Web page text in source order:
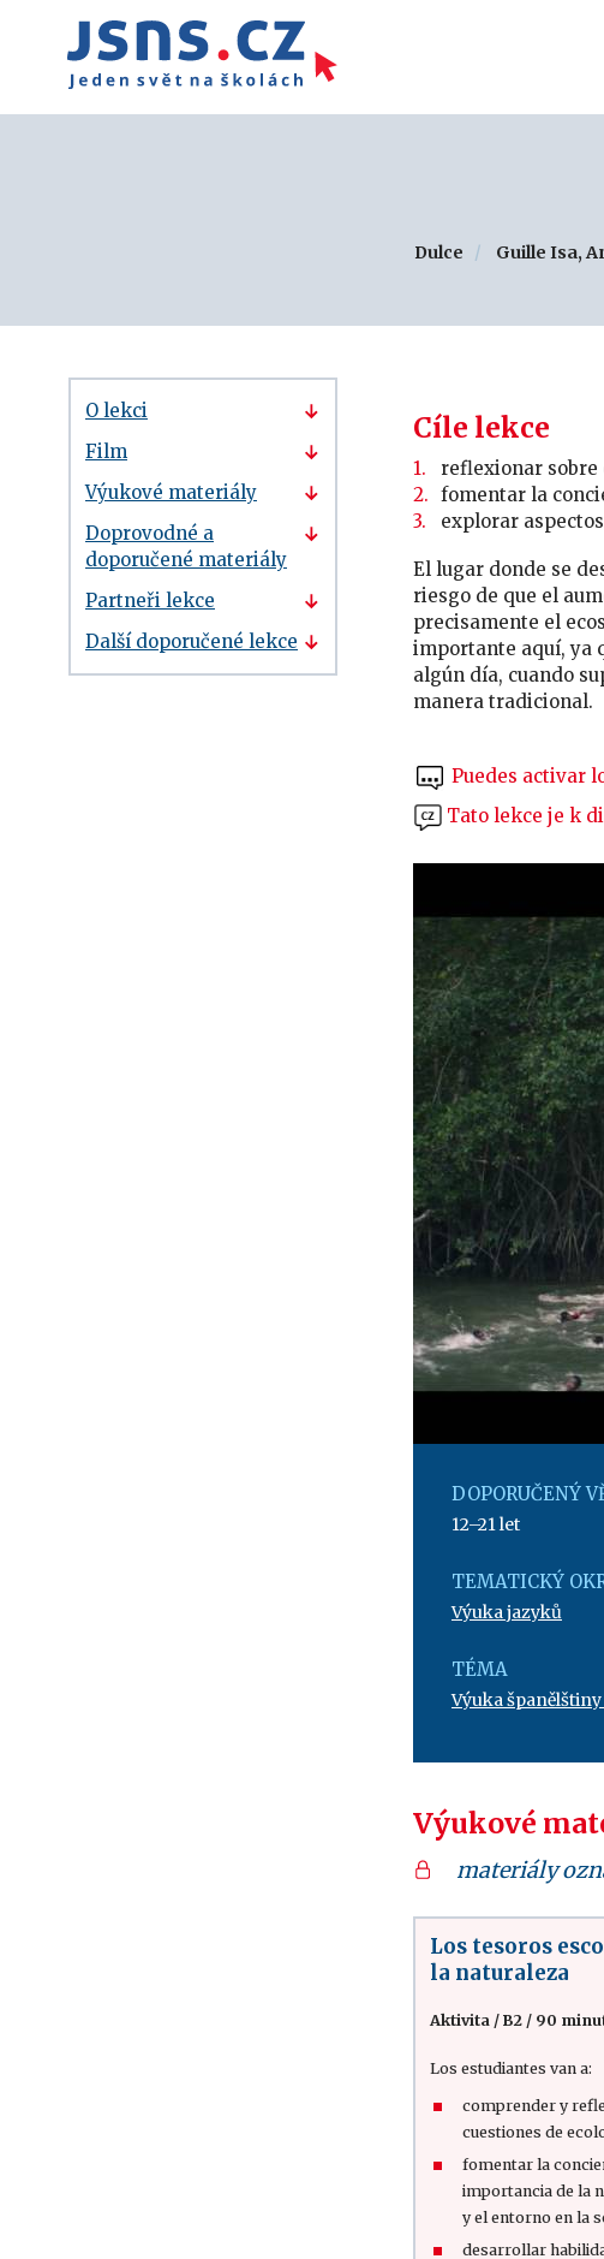
Dulce Guille Isa,
O lekci
Film
Výukové materiály
Doprovodné a
doporučené materiály
Partneři lekce
Další doporučené lekce
Cíle lekce
reflexionar sobre
fomentar la
explorar
El lugar donde se
riesgo de que el
precisamente el
importante aquí, ya
algún día, cuando
manera tradicional.
Puedes activar
Tato lekce je k
DOPORUČENÝ
12–21 let
TEMATICKÝ
Výuka jazyků
TÉMA
Výuka
Výukové
materiály
Los tesoros
la naturaleza
Aktivita / B2 / 90
Los estudiantes van a:
comprender y
cuestiones de
fomentar la
importancia de la
y el entorno en la
desarrollar